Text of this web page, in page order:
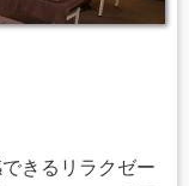
きるリラクゼー